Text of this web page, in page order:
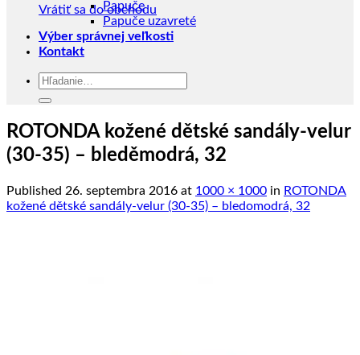
Vrátiť sa do obchodu
Papuče
Papuče uzavreté
Výber správnej veľkosti
Kontakt
Hľadať:
ROTONDA kožené dětské sandály-velur
(30-35) – bleděmodrá, 32
Published 26. septembra 2016 at 1000 × 1000 in ROTONDA
kožené dětské sandály-velur (30-35) – bledomodrá, 32